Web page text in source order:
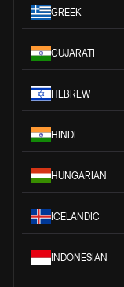
GREEK
GUJARATI
HEBREW
HINDI
HUNGARIAN
ICELANDIC
INDONESIAN